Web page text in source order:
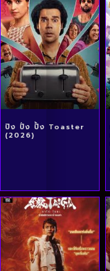
ปิง ปิ่ง ปิ้ง Toaster
(2026)